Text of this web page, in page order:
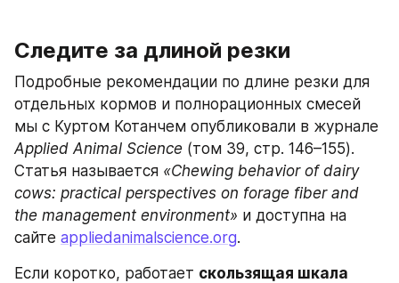
Следите за длиной резки
Подробные рекомендации по длине резки для
отдельных кормов и полнорационных смесей
Applied Animal Science (том 39, стр. 146–155).
Статья называется «Chewing behavior of dairy
cows: practical perspectives on forage fiber and
the management environment» и доступна на
сайте appliedanimalscience.org.
Если коротко, работает скользящая шкала